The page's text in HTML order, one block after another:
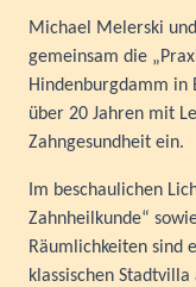
Michael Melerski
gemeinsam die
Hindenburgdamm in
über 20 Jahren mit
Zahngesundheit ein.
Im beschaulichen
Zahnheilkunde“
Räumlichkeiten sind
klassischen